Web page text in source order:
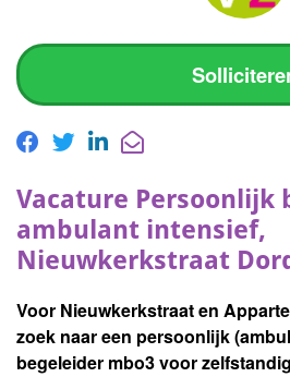
Vacature Persoonlijk
ambulant intensief,
Nieuwkerkstraat
Voor Nieuwkerkstraat en
zoek naar een persoonlijk
begeleider mbo3 voor